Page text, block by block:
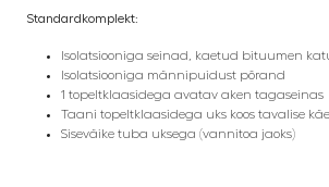
Standardkomplekt:
Isolatsiooniga seinad, kaetud bituumen
Isolatsiooniga männipuidust põrand
1 topeltklaasidega avatav aken tagaseinas
Taani topeltklaasidega uks koos tavalise
Siseväike tuba uksega (vannitoa jaoks)